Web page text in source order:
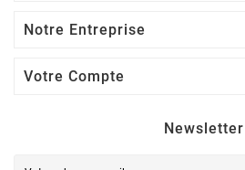
Notre Entreprise
Votre Compte
Newsletter